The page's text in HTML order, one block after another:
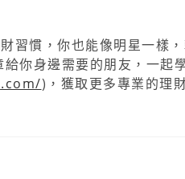
習慣，你也能像明星一樣
你身邊需要的朋友，一起
)，獲取更多專業的理